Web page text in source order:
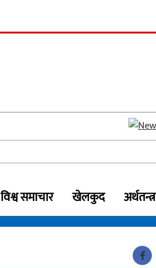
विश्व समाचार खेलकुद अर्थतन्त्र